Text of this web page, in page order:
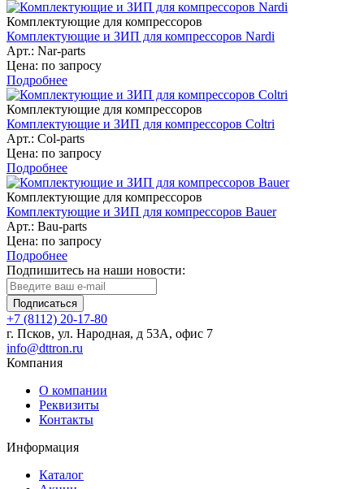
Комплектующие для компрессоров
Комплектующие и ЗИП для компрессоров Nardi
Арт.: Nar-parts
Цена: по запросу
Подробнее
Комплектующие для компрессоров
Комплектующие и ЗИП для компрессоров Coltri
Арт.: Col-parts
Цена: по запросу
Подробнее
Комплектующие для компрессоров
Комплектующие и ЗИП для компрессоров Bauer
Арт.: Bau-parts
Цена: по запросу
Подробнее
Подпишитесь на наши новости:
Подписаться
+7 (8112) 20-17-80
г. Псков, ул. Народная, д 53А, офис 7
info@dttron.ru
Компания
О компании
Реквизиты
Контакты
Информация
Каталог